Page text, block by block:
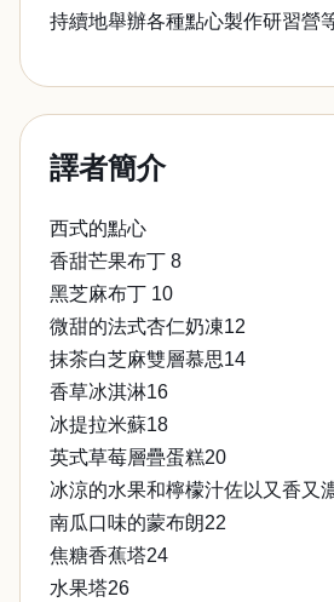
持續地舉辦各種點心製作研習營
譯者簡介
西式的點心
香甜芒果布丁 8
黑芝麻布丁 10
微甜的法式杏仁奶凍12
抹茶白芝麻雙層慕思14
香草冰淇淋16
冰提拉米蘇18
英式草莓層疊蛋糕20
冰涼的水果和檸檬汁佐以又香又
南瓜口味的蒙布朗22
焦糖香蕉塔24
水果塔26